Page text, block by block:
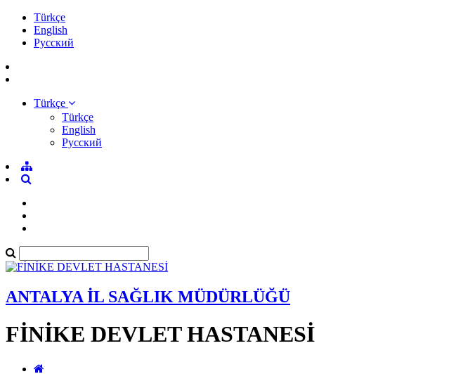
Türkçe
English
Pусский
Türkçe
Türkçe
English
Pусский
ANTALYA İL SAĞLIK MÜDÜRLÜĞÜ
FİNİKE DEVLET HASTANESİ